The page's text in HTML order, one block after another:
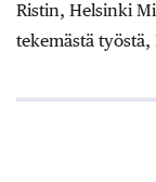
Ristin, Helsinki
tekemästä